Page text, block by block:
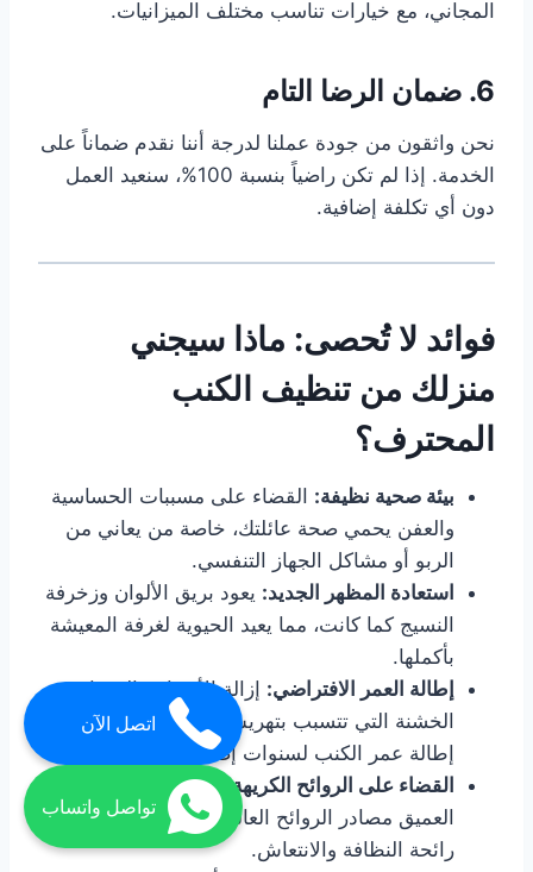
المجاني، مع خيارات تناسب مختلف الميزانيات.
6. ضمان الرضا التام
نحن واثقون من جودة عملنا لدرجة أننا نقدم ضماناً على
الخدمة. إذا لم تكن راضياً بنسبة 100%، سنعيد العمل
دون أي تكلفة إضافية.
فوائد لا تُحصى: ماذا سيجني
منزلك من تنظيف الكنب
المحترف؟
بيئة صحية نظيفة: القضاء على مسببات الحساسية
والعفن يحمي صحة عائلتك، خاصة من يعاني من
الربو أو مشاكل الجهاز التنفسي.
استعادة المظهر الجديد: يعود بريق الألوان وزخرفة
النسيج كما كانت، مما يعيد الحيوية لغرفة المعيشة
بأكملها.
إطالة العمر الافتراضي: إزالة الأوساخ والحبيبات
الخشنة التي تتسبب بتهريش الألياف تؤدي إلى
إطالة عمر الكنب لسنوات إضافية.
القضاء على الروائح الكريهة: تزيل عملية التنظيف
العميق مصادر الروائح العالقة في العمق، تاركةً
رائحة النظافة والانتعاش.
اتصل الآن
تواصل واتساب